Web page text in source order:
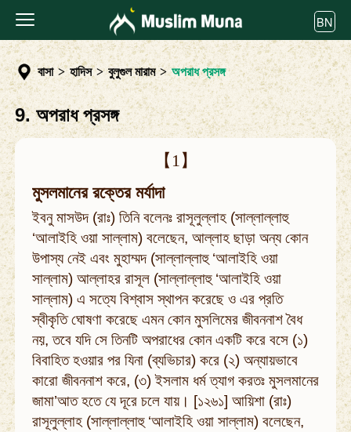
BN
বাসা > হাদিস > বুলুগুল মারাম > অপরাধ প্রসঙ্গ
9. অপরাধ প্রসঙ্গ
【1】
মুসলমানের রক্তের মর্যাদা
ইবনু মাসউদ (রাঃ) তিনি বলেনঃ রাসূলুল্লাহ (সাল্লাল্লাহু
‘আলাইহি ওয়া সাল্লাম) বলেছেন, আল্লাহ ছাড়া অন্য কোন
উপাস্য নেই এবং মুহাম্মদ (সাল্লাল্লাহু ‘আলাইহি ওয়া
সাল্লাম) আল্লাহর রাসূল (সাল্লাল্লাহু ‘আলাইহি ওয়া
সাল্লাম) এ সত্যে বিশ্বাস স্থাপন করেছে ও এর প্রতি
স্বীকৃতি ঘোষণা করেছে এমন কোন মুসলিমের জীবননাশ বৈধ
নয়, তবে যদি সে তিনটি অপরাধের কোন একটি করে বসে (১)
বিবাহিত হওয়ার পর যিনা (ব্যভিচার) করে (২) অন্যায়ভাবে
কারো জীবননাশ করে, (৩) ইসলাম ধর্ম ত্যাগ করতঃ মুসলমানের
জামা’আত হতে যে দূরে চলে যায়। [১২৬১] আয়িশা (রাঃ)
রাসূলুল্লাহ (সাল্লাল্লাহু ‘আলাইহি ওয়া সাল্লাম) বলেছেন,